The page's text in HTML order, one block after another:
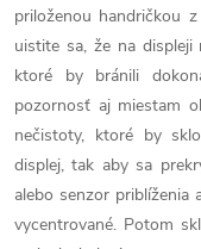
priloženou handričkou
uistite sa, že na displeji
ktoré by bránili
pozornosť aj miestam
nečistoty, ktoré by
displej, tak aby sa
alebo senzor
vycentrované. Potom